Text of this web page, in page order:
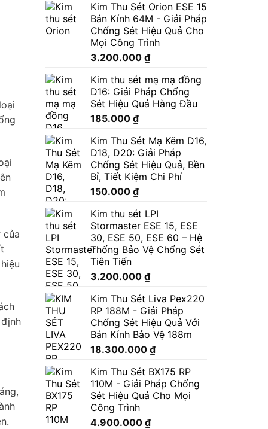
của
Kim Thu Sét Orion ESE 15
Bán Kính 64M - Giải Pháp
Chống Sét Hiệu Quả Cho
Mọi Công Trình
3.200.000 ₫
Kim thu sét mạ mạ đồng
D16: Giải Pháp Chống
Sét Hiệu Quả Hàng Đầu
185.000 ₫
Kim Thu Sét Mạ Kẽm D16,
D18, D20: Giải Pháp
Chống Sét Hiệu Quả, Bền
Bỉ, Tiết Kiệm Chi Phí
150.000 ₫
Kim thu sét LPI
Stormaster ESE 15, ESE
30, ESE 50, ESE 60 – Hệ
Thống Bảo Vệ Chống Sét
Tiên Tiến
3.200.000 ₫
Kim Thu Sét Liva Pex220
RP 188M - Giải Pháp
Chống Sét Hiệu Quả Với
Bán Kính Bảo Vệ 188m
18.300.000 ₫
Kim Thu Sét BX175 RP
110M - Giải Pháp Chống
Sét Hiệu Quả Cho Mọi
Công Trình
4.900.000 ₫